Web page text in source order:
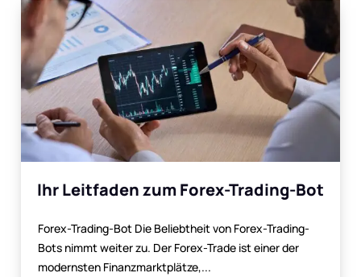
Ihr Leitfaden zum Forex-Trading-Bot
Forex-Trading-Bot Die Beliebtheit von Forex-Trading-
Bots nimmt weiter zu. Der Forex-Trade ist einer der
modernsten Finanzmarktplätze,...